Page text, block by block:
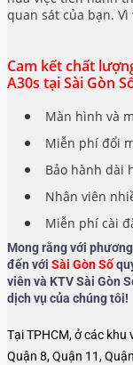
quan sát của bạn.
Cam kết chất
A30s tại Sài Gòn
Màn hình và
Miễn phí đổi
Bảo hành dài
Nhân viên
Miễn phí cài
Mong rằng với
đến với Sài Gòn Số
viên và KTV Sài Gòn
dịch vụ của chúng tôi!
Tại TPHCM, ở các khu
Quận 8, Quận 11,